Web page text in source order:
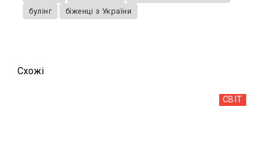
булінг
біженці з України
Схожi
СВІТ